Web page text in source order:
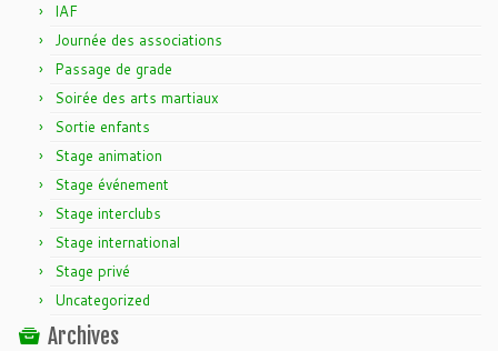
IAF
Journée des associations
Passage de grade
Soirée des arts martiaux
Sortie enfants
Stage animation
Stage événement
Stage interclubs
Stage international
Stage privé
Uncategorized
Archives